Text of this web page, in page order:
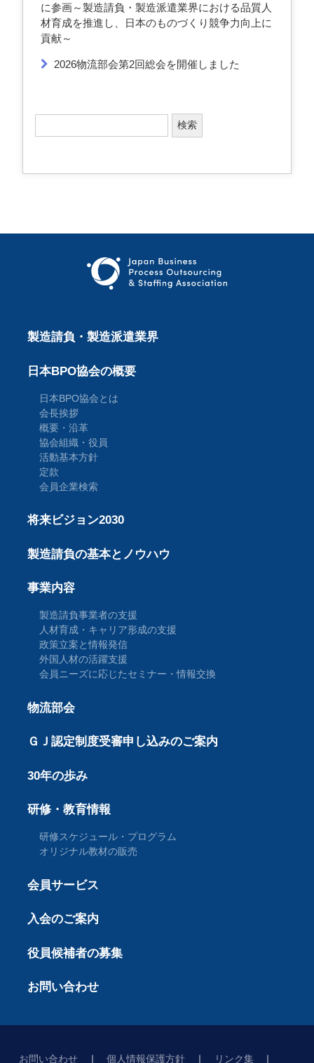
に参画～製造請負・製造派遣業界における品質人
材育成を推進し、日本のものづくり競争力向上に
貢献～
2026物流部会第2回総会を開催しました
索
製造請負・製造派遣業界
日本BPO協会の概要
日本BPO協会とは
会長挨拶
概要・沿革
協会組織・役員
活動基本方針
定款
会員企業検索
将来ビジョン2030
製造請負の基本とノウハウ
事業内容
製造請負事業者の支援
人材育成・キャリア形成の支援
政策立案と情報発信
外国人材の活躍支援
会員ニーズに応じたセミナー・情報交換
物流部会
ＧＪ認定制度受審申し込みのご案内
30年の歩み
研修・教育情報
研修スケジュール・プログラム
オリジナル教材の販売
会員サービス
入会のご案内
役員候補者の募集
お問い合わせ
お問い合わせ 個人情報保護方針 リンク集